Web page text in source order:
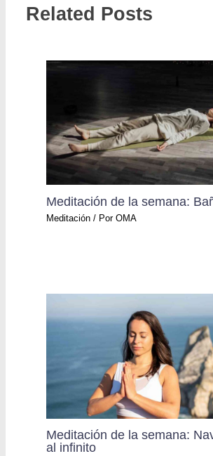
Related Posts
Meditación de la semana:
Meditación / PorOMA
Meditación de la semana:
al infinito